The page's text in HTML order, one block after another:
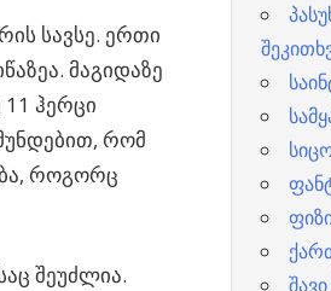
სავსე. ერთი
მაგიდაზე
11 ჰერცი
რომ
როგორც
შეუძლია.